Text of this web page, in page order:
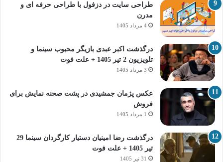
طراحی سایت در دزفول با طراحی حرفه‌ ای و
مدرن
4 مرداد 1405
درگذشت اکبر عبدی بازیگر محبوب سینما و
تلویزیون 2 تیر 1405 + علت فوت
3 مرداد 1405
عکس پژمان جمشیدی در پشت صحنه نمایش برای
فروش
1 مرداد 1405
درگذشت رضا امینیان دستیار کارگردان سینما 29
تیر 1405 + علت فوت
31 تیر 1405